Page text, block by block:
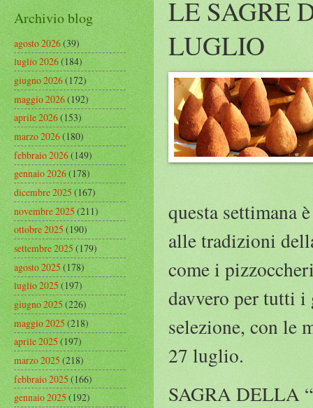
LE SAGRE
LUGLIO
questa settimana
alle tradizioni
come i
davvero per tutti
selezione, con le
27 luglio.
SAGRA DELLA
Archivio blog
agosto 2026(39)
luglio 2026(184)
giugno 2026(172)
maggio 2026(192)
aprile 2026(153)
marzo 2026(180)
febbraio 2026(149)
gennaio 2026(178)
dicembre 2025(167)
novembre 2025(211)
ottobre 2025(190)
settembre 2025(179)
agosto 2025(178)
luglio 2025(197)
giugno 2025(226)
maggio 2025(218)
aprile 2025(197)
marzo 2025(218)
febbraio 2025(166)
gennaio 2025(192)